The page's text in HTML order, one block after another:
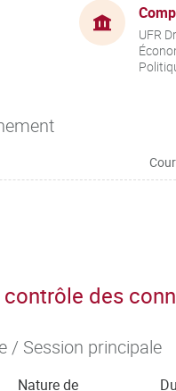
UFR
des
/ Session principale
Nature de